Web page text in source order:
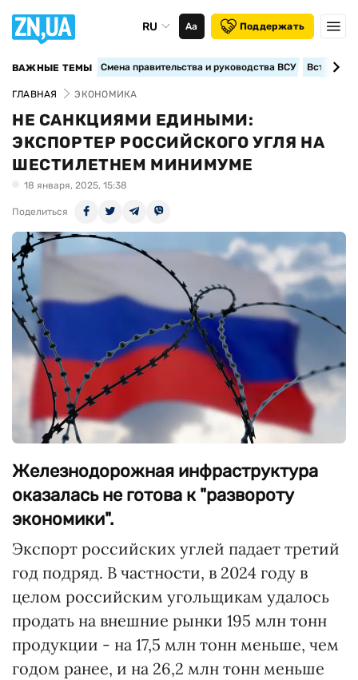
RU Аа Поддержать
ВАЖНЫЕ ТЕМЫ Смена правительства и руководства ВСУ
ГЛАВНАЯ ЭКОНОМИКА
НЕ САНКЦИЯМИ ЕДИНЫМИ:
ЭКСПОРТЕР РОССИЙСКОГО УГЛЯ НА
ШЕСТИЛЕТНЕМ МИНИМУМЕ
18 января, 2025, 15:38
Поделиться
Железнодорожная инфраструктура
оказалась не готова к "развороту
экономики".
Экспорт российских углей падает третий
год подряд. В частности, в 2024 году в
целом российским угольщикам удалось
продать на внешние рынки 195 млн тонн
продукции - на 17,5 млн тонн меньше, чем
годом ранее, и на 26,2 млн тонн меньше